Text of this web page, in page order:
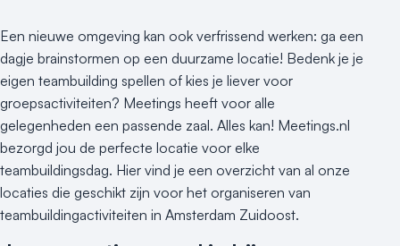
Museum
Theater
Varende locatie
Een nieuwe omgeving kan ook verfrissend werken: ga een
dagje brainstormen op een duurzame locatie! Bedenk je je
eigen teambuilding spellen of kies je liever voor
groepsactiviteiten? Meetings heeft voor alle
gelegenheden een passende zaal. Alles kan! Meetings.nl
bezorgd jou de perfecte locatie voor elke
teambuildingsdag. Hier vind je een overzicht van al onze
locaties die geschikt zijn voor het organiseren van
teambuildingactiviteiten in Amsterdam Zuidoost.